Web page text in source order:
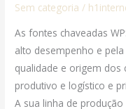
Sem categoria /
As fontes chaveadas
alto desempenho e
qualidade e origem
produtivo e logístico e
A sua linha de